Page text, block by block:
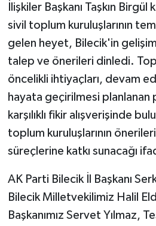
İlişkiler Başkanı Taşkın
sivil toplum kuruluşlarının
gelen heyet, Bilecik'in
talep ve önerileri dinledi.
öncelikli ihtiyaçları, devam
hayata geçirilmesi planlanan
karşılıklı fikir alışverişinde
toplum kuruluşlarının
süreçlerine katkı sunacağı
AK Parti Bilecik İl Başkanı
Bilecik Milletvekilimiz Halil
Başkanımız Servet Yılmaz,